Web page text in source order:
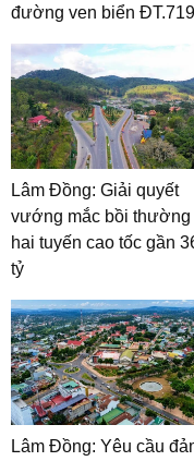
đường ven biển
Lâm Đồng: Giải quyết
vướng mắc bồi thường
hai tuyến cao tốc gần
tỷ
Lâm Đồng: Yêu cầu